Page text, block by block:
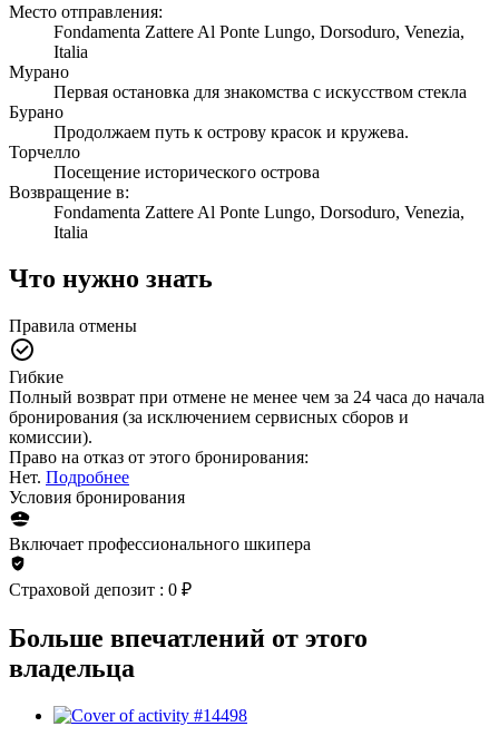
Mесто отправления:
Fondamenta Zattere Al Ponte Lungo, Dorsoduro, Venezia,
Italia
Мурано
Первая остановка для знакомства с искусством стекла
Бурано
Продолжаем путь к острову красок и кружева.
Торчелло
Посещение исторического острова
Bозвращение в:
Fondamenta Zattere Al Ponte Lungo, Dorsoduro, Venezia,
Italia
Что нужно знать
Правила отмены
Гибкие
Полный возврат при отмене не менее чем за 24 часа до начала
бронирования (за исключением сервисных сборов и
комиссии).
Право на отказ от этого бронирования:
Нет. Подробнее
Условия бронирования
Включает профессионального шкипера
Страховой депозит : 0 ₽
Больше впечатлений от этого
владельца